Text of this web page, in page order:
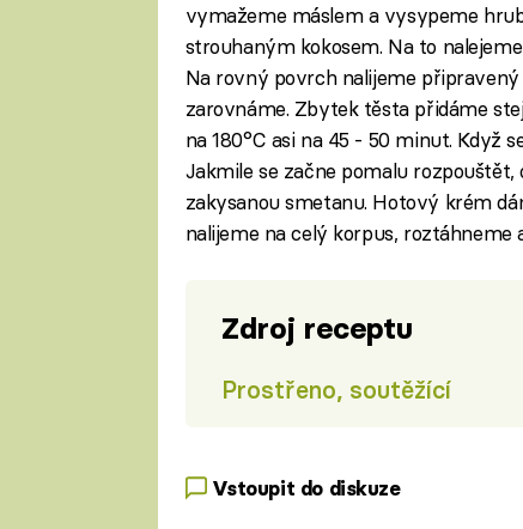
vymažeme máslem a vysypeme
strouhaným kokosem. Na to
Na rovný povrch nalijeme
zarovnáme. Zbytek těsta přidáme
na 180°C asi na 45 - 50 minut. Když
Jakmile se začne pomalu
zakysanou smetanu. Hotový krém
nalijeme na celý korpus,
Zdroj receptu
Prostřeno, soutěžící
Vstoupit do diskuze